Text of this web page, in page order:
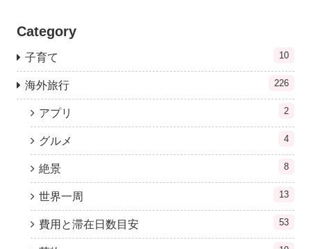
Category
子育て 10
海外旅行 226
アプリ 2
グルメ 4
絶景 8
世界一周 13
費用と滞在日数目安 53